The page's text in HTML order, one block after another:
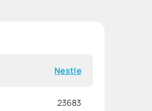
Nestle
23683